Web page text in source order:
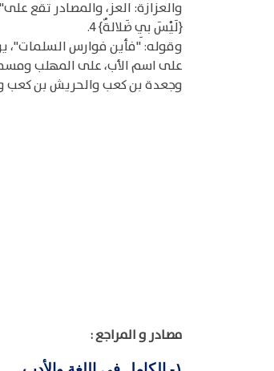
{لَيْسَ بِي ضَلالةٌ} 4.
وقوله: "فأين فوارس السلمات"،
على اسم الأب، على المهلب
وجعدة بن كعب والحريش بن كعب
مصادر و المراجع :